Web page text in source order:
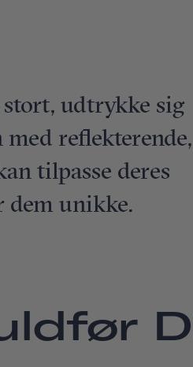
udtrykke sig
med reflekterende,
tilpasse deres
dem unikke.